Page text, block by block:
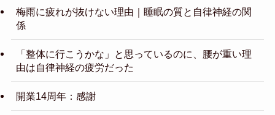
梅雨に疲れが抜けない理由｜睡眠の質と自律神経の関
係
「整体に行こうかな」と思っているのに、腰が重い理
由は自律神経の疲労だった
開業14周年：感謝